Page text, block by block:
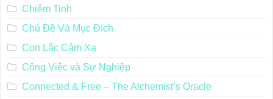
Chiêm Tinh
Chủ Đề Và Mục Đích
Con Lắc Cảm Xạ
Công Việc và Sự Nghiệp
Connected & Free – The Alchemist’s Oracle